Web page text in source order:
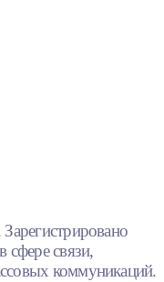
сфере связи,
коммуникаций.